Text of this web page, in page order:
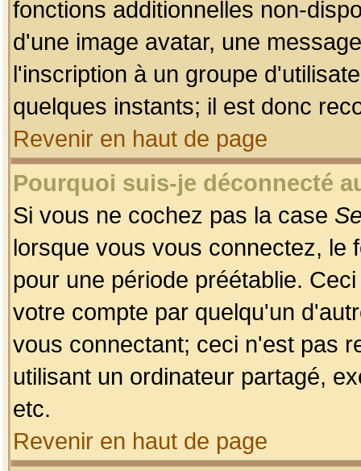
fonctions additionnelles non-
d'une image avatar, une
l'inscription à un groupe
quelques instants; il est donc
Revenir en haut de page
Pourquoi suis-je déconnecté
Si vous ne cochez pas la case
lorsque vous vous connectez, le
pour une période préétablie.
votre compte par quelqu'un
vous connectant; ceci n'est pas
utilisant un ordinateur partagé,
etc.
Revenir en haut de page